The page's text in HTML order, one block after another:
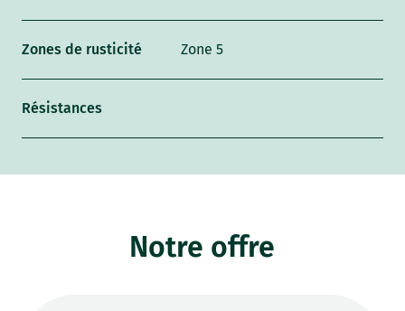
Zones de rusticité Zone 5
Résistances
Notre offre